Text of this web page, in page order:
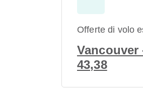
Offerte di volo
Vancouver
43,38